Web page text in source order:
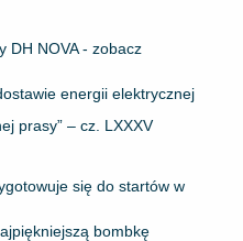
DH NOVA - zobacz
energii elektrycznej
prasy” – cz. LXXXV
się do startów w
bombkę